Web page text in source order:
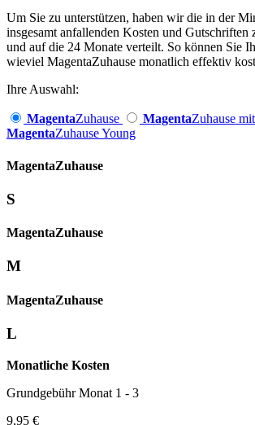
Um Sie zu unterstützen, haben wir die in der
insgesamt anfallenden Kosten und Gutschriften
und auf die 24 Monate verteilt. So können Sie
wieviel MagentaZuhause monatlich effektiv
Ihre Auswahl:
MagentaZuhause MagentaZuhause
MagentaZuhause Young
Magenta­Zuhause
S
Magenta­Zuhause
M
Magenta­Zuhause
L
Monatliche Kosten
Grundgebühr Monat 1 - 3
9,95 €